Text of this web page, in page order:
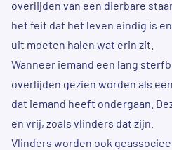
overlijden van een dierbare
het feit dat het leven eindig is
uit moeten halen wat erin zit.
Wanneer iemand een lang
overlijden gezien worden als
dat iemand heeft ondergaan.
en vrij, zoals vlinders dat zijn.
Vlinders worden ook